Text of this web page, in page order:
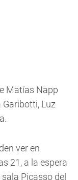
Matías Napp
Luz
ver en
21, a la espera
Picasso del